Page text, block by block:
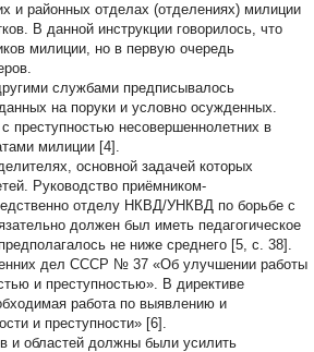
и районных отделах (отделениях) милиции
В данной инструкции говорилось, что
милиции, но в первую очередь
службами предписывалось
на поруки и условно осужденных.
преступностью несовершеннолетних в
милиции [4].
основной задачей которых
Руководство приёмником-
отделу НКВД/УНКВД по борьбе с
должен был иметь педагогическое
не ниже среднего [5, c. 38].
дел СССР № 37 «Об улучшении работы
и преступностью». В директиве
работа по выявлению и
и преступности» [6].
и областей должны были усилить